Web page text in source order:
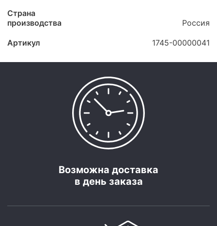
Страна
производства
Россия
Артикул 1745-00000041
Возможна доставка
в день заказа